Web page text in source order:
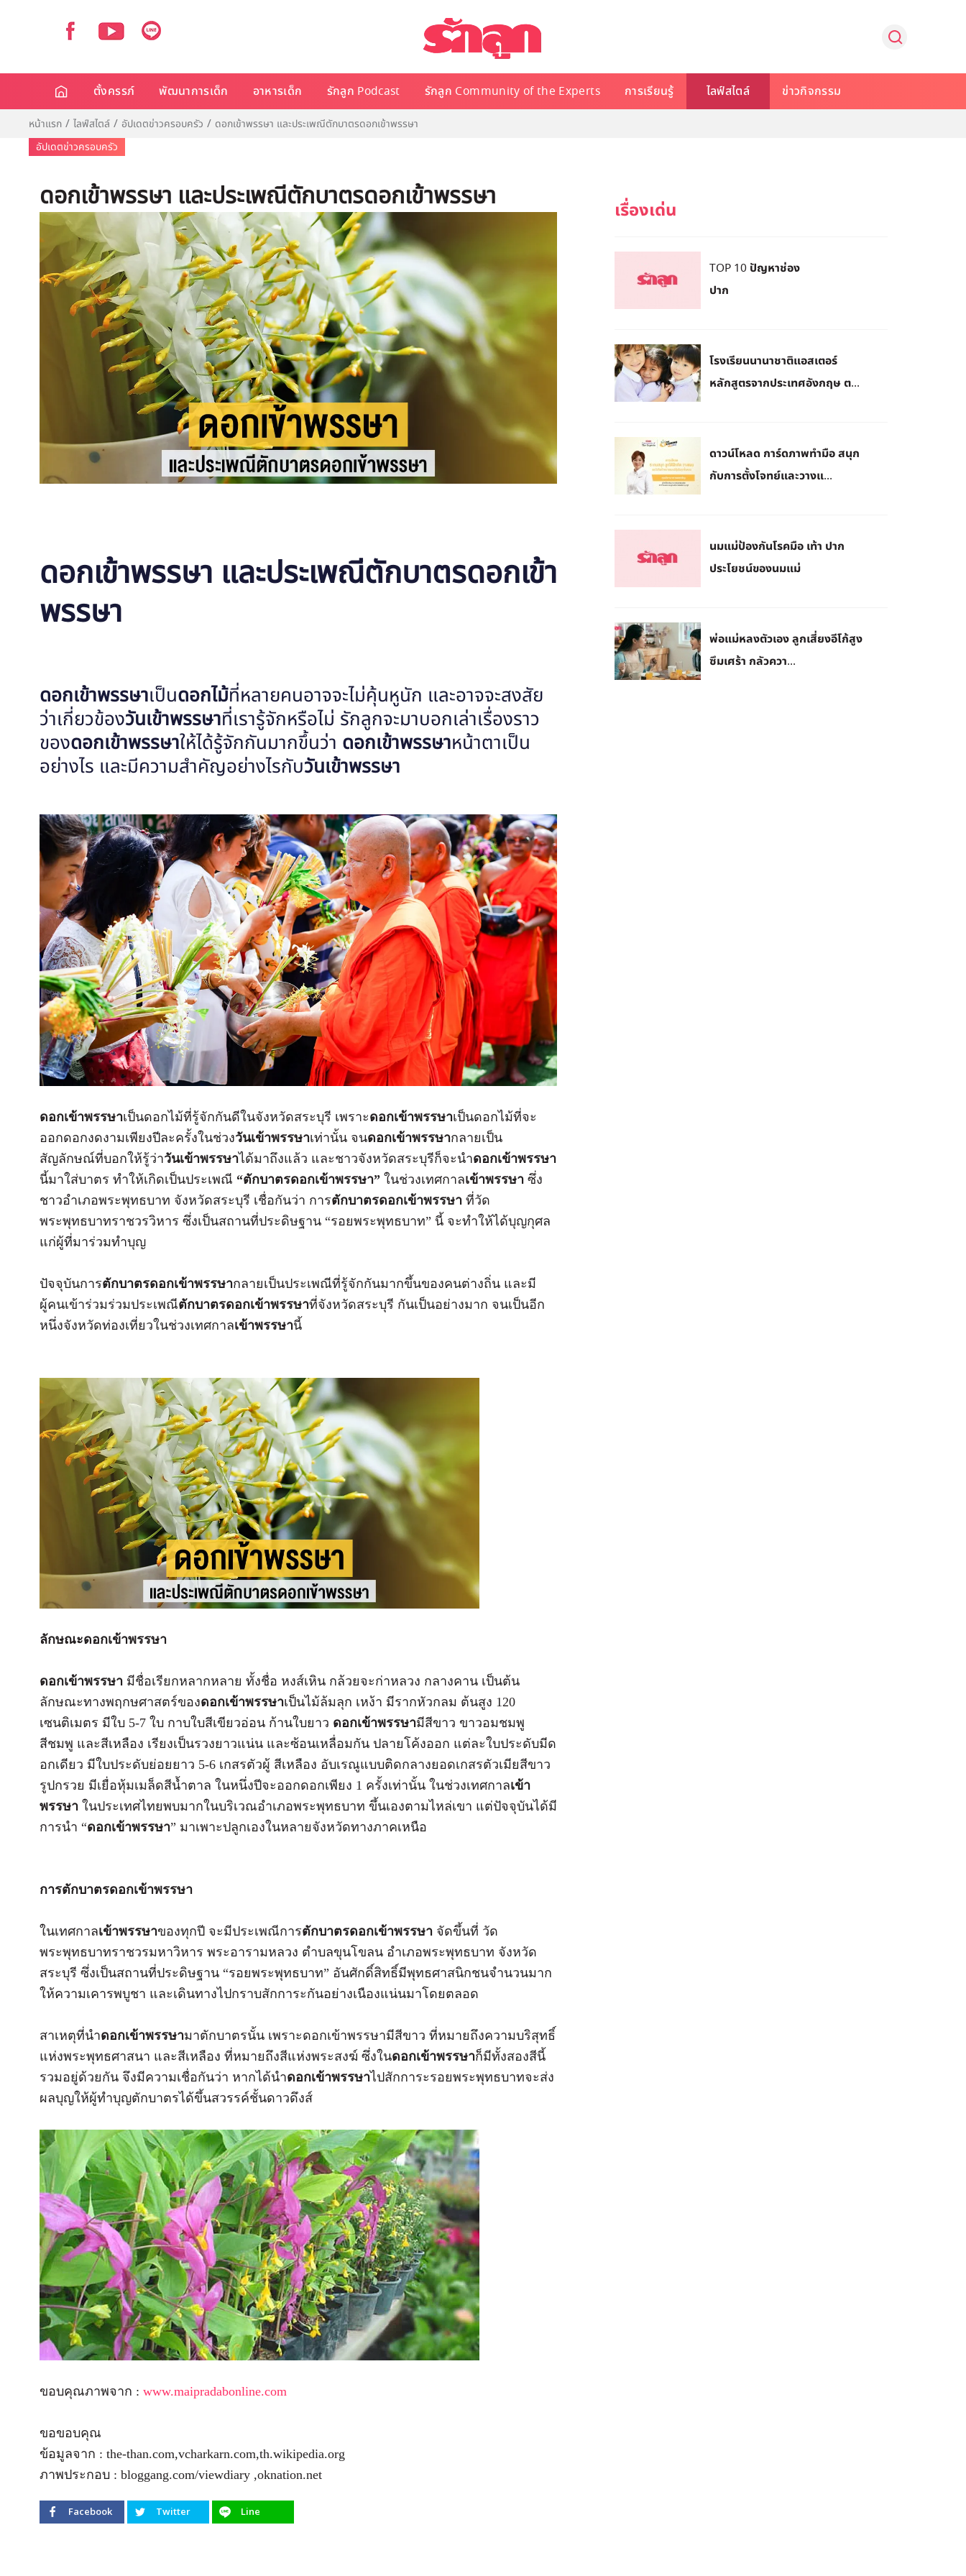
ตั้งครรภ์ พัฒนาการเด็ก อาหารเด็ก รักลูก Podcast รักลูก Community of the Experts การเรียนรู้ ไลฟ์สไตล์ ข่าวกิจกรรม
หน้าแรก ไลฟ์สไตล์ อัปเดตข่าวครอบครัว
ดอกเข้าพรรษา และประเพณีตักบาตรดอกเข้าพรรษา
อัปเดตข่าวครอบครัว
ดอกเข้าพรรษา และประเพณีตักบาตรดอกเข้าพรรษา
ดอกเข้าพรรษา และประเพณีตักบาตรดอกเข้า
พรรษา
ดอกเข้าพรรษาเป็นดอกไม้ที่หลายคนอาจจะไม่คุ้นหูนัก และอาจจะสงสัย
ว่าเกี่ยวข้องวันเข้าพรรษาที่เรารู้จักหรือไม่ รักลูกจะมาบอกเล่าเรื่องราว
ของดอกเข้าพรรษาให้ได้รู้จักกันมากขึ้นว่า ดอกเข้าพรรษาหน้าตาเป็น
อย่างไร และมีความสำคัญอย่างไรกับวันเข้าพรรษา
ดอกเข้าพรรษาเป็นดอกไม้ที่รู้จักกันดีในจังหวัดสระบุรี เพราะดอกเข้าพรรษาเป็นดอกไม้ที่จะ
ออกดอกงดงามเพียงปีละครั้งในช่วงวันเข้าพรรษาเท่านั้น จนดอกเข้าพรรษากลายเป็น
สัญลักษณ์ที่บอกให้รู้ว่าวันเข้าพรรษาได้มาถึงแล้ว และชาวจังหวัดสระบุรีก็จะนำดอกเข้าพรรษา
นี้มาใส่บาตร ทำให้เกิดเป็นประเพณี “ตักบาตรดอกเข้าพรรษา” ในช่วงเทศกาลเข้าพรรษา ซึ่ง
ชาวอำเภอพระพุทธบาท จังหวัดสระบุรี เชื่อกันว่า การตักบาตรดอกเข้าพรรษา ที่วัด
พระพุทธบาทราชวรวิหาร ซึ่งเป็นสถานที่ประดิษฐาน “รอยพระพุทธบาท” นี้ จะทำให้ได้บุญกุศล
แก่ผู้ที่มาร่วมทำบุญ
ปัจจุบันการตักบาตรดอกเข้าพรรษากลายเป็นประเพณีที่รู้จักกันมากขึ้นของคนต่างถิ่น และมี
ผู้คนเข้าร่วมร่วมประเพณีตักบาตรดอกเข้าพรรษาที่จังหวัดสระบุรี กันเป็นอย่างมาก จนเป็นอีก
หนึ่งจังหวัดท่องเที่ยวในช่วงเทศกาลเข้าพรรษานี้
ลักษณะดอกเข้าพรรษา
ดอกเข้าพรรษา มีชื่อเรียกหลากหลาย ทั้งชื่อ หงส์เหิน กล้วยจะก่าหลวง กลางคาน เป็นต้น
ลักษณะทางพฤกษศาสตร์ของดอกเข้าพรรษาเป็นไม้ล้มลุก เหง้า มีรากหัวกลม ต้นสูง 120
เซนติเมตร มีใบ 5-7 ใบ กาบใบสีเขียวอ่อน ก้านใบยาว ดอกเข้าพรรษามีสีขาว ขาวอมชมพู
สีชมพู และสีเหลือง เรียงเป็นรวงยาวแน่น และซ้อนเหลื่อมกัน ปลายโค้งออก แต่ละใบประดับมีด
อกเดียว มีใบประดับย่อยยาว 5-6 เกสรตัวผู้ สีเหลือง อับเรณูแบบติดกลางยอดเกสรตัวเมียสีขาว
รูปกรวย มีเยื่อหุ้มเมล็ดสีน้ำตาล ในหนึ่งปีจะออกดอกเพียง 1 ครั้งเท่านั้น ในช่วงเทศกาลเข้า
พรรษา ในประเทศไทยพบมากในบริเวณอำเภอพระพุทธบาท ขึ้นเองตามไหล่เขา แต่ปัจจุบันได้มี
การนำ “ดอกเข้าพรรษา” มาเพาะปลูกเองในหลายจังหวัดทางภาคเหนือ
การตักบาตรดอกเข้าพรรษา
ในเทศกาลเข้าพรรษาของทุกปี จะมีประเพณีการตักบาตรดอกเข้าพรรษา จัดขึ้นที่ วัด
พระพุทธบาทราชวรมหาวิหาร พระอารามหลวง ตำบลขุนโขลน อำเภอพระพุทธบาท จังหวัด
สระบุรี ซึ่งเป็นสถานที่ประดิษฐาน “รอยพระพุทธบาท” อันศักดิ์สิทธิ์มีพุทธศาสนิกชนจำนวนมาก
ให้ความเคารพบูชา และเดินทางไปกราบสักการะกันอย่างเนืองแน่นมาโดยตลอด
สาเหตุที่นำดอกเข้าพรรษามาตักบาตรนั้น เพราะดอกเข้าพรรษามีสีขาว ที่หมายถึงความบริสุทธิ์
แห่งพระพุทธศาสนา และสีเหลือง ที่หมายถึงสีแห่งพระสงฆ์ ซึ่งในดอกเข้าพรรษาก็มีทั้งสองสีนี้
รวมอยู่ด้วยกัน จึงมีความเชื่อกันว่า หากได้นำดอกเข้าพรรษาไปสักการะรอยพระพุทธบาทจะส่ง
ผลบุญให้ผู้ทำบุญตักบาตรได้ขึ้นสวรรค์ชั้นดาวดึงส์
ขอบคุณภาพจาก : www.maipradabonline.com
ขอขอบคุณ
ข้อมูลจาก : the-than.com,vcharkarn.com,th.wikipedia.org
ภาพประกอบ : bloggang.com/viewdiary ,oknation.net
Facebook Twitter Line
TOP 10 ปัญหาช่อง
ปาก
โรงเรียนนานาชาติแอสเตอร์
หลักสูตรจากประเทศอังกฤษ ต...
ดาวน์โหลด การ์ดภาพทำมือ สนุก
กับการตั้งโจทย์และวางแ...
นมแม่ป้องกันโรคมือ เท้า ปาก
ประโยชน์ของนมแม่
พ่อแม่หลงตัวเอง ลูกเสี่ยงอีโก้สูง
ซึมเศร้า กลัวควา...